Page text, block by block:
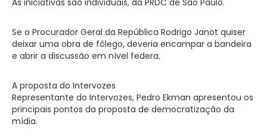
Se o Procurador Geral da República Rodrigo Janot quiser
deixar uma obra de fôlego, deveria encampar a bandeira
e abrir a discussão em nível federa.
A proposta do Intervozes
Representante do Intervozes, Pedro Ekman apresentou os
principais pontos da proposta de democratização da
mídia.